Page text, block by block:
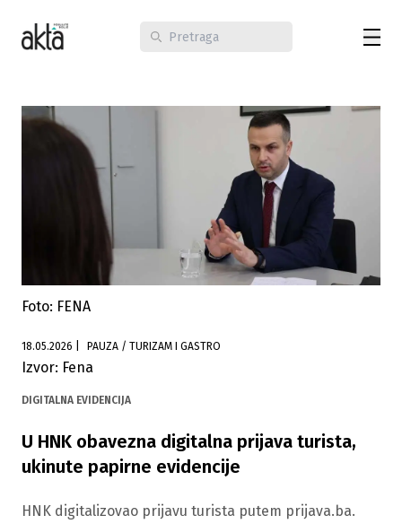
Foto: FENA
18.05.2026 PAUZA / TURIZAM I GASTRO
Izvor: Fena
DIGITALNA EVIDENCIJA
U HNK obavezna digitalna prijava turista,
ukinute papirne evidencije
HNK digitalizovao prijavu turista putem prijava.ba.